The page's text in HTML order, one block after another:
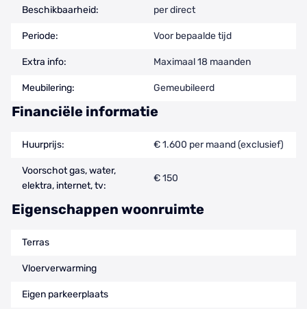
Beschikbaarheid: per direct
Periode: Voor bepaalde tijd
Extra info: Maximaal 18 maanden
Meubilering: Gemeubileerd
Financiële informatie
Huurprijs: € 1.600 per maand (exclusief)
Voorschot gas, water,
elektra, internet, tv:
€ 150
Eigenschappen woonruimte
Terras
Vloerverwarming
Eigen parkeerplaats